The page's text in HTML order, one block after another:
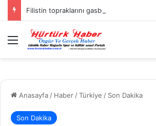
Menü
Anasayfa / Haber /Türkiye / Son Dakika
Son Dakika